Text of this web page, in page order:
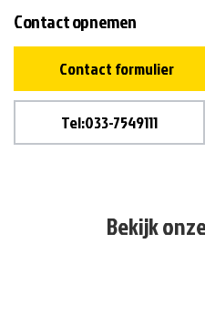
Contact opnemen
Contact formulier
Tel:033-7549111
Bekijk